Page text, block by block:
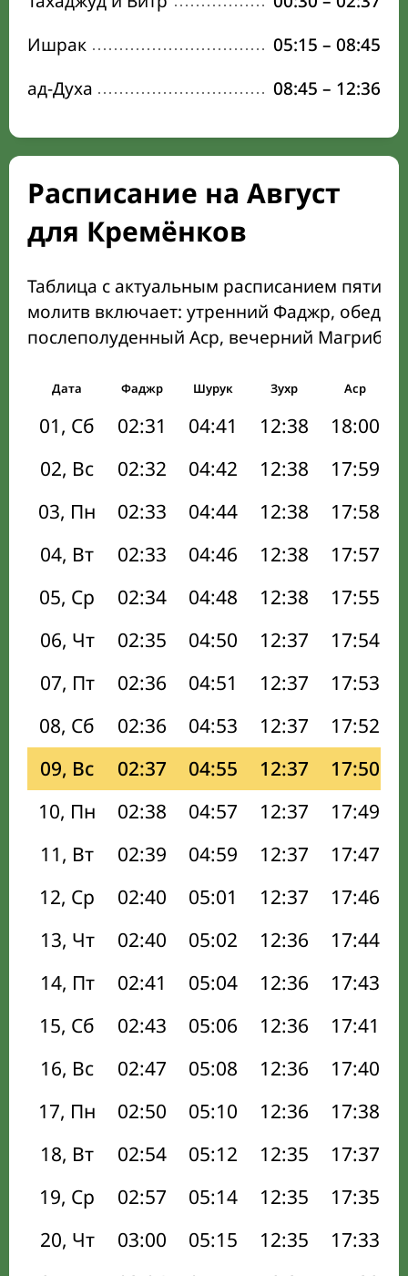
Ишрак
05:15 – 08:45
ад-Духа
08:45 – 12:36
Расписание на Август
для Кремёнков
Таблица с актуальным расписанием пяти
молитв включает: утренний Фаджр,
послеполуденный Аср, вечерний Магриб
Дата Фаджр Шурук Зухр Аср
01, Сб 02:31 04:41 12:38 18:00
02, Вс
02:32 04:42 12:38 17:59
03, Пн
02:33 04:44 12:38 17:58
04, Вт
02:33 04:46 12:38 17:57
05, Ср
02:34 04:48 12:38 17:55
06, Чт
02:35 04:50 12:37 17:54
07, Пт
02:36 04:51 12:37 17:53
08, Сб
02:36 04:53 12:37 17:52
09, Вс
02:37 04:55 12:37 17:50
10, Пн
02:38 04:57 12:37 17:49
11, Вт
02:39 04:59 12:37 17:47
12, Ср
02:40 05:01 12:37 17:46
13, Чт
02:40 05:02 12:36 17:44
14, Пт
02:41 05:04 12:36 17:43
15, Сб
02:43 05:06 12:36 17:41
16, Вс
02:47 05:08 12:36 17:40
17, Пн
02:50 05:10 12:36 17:38
18, Вт
02:54 05:12 12:35 17:37
19, Ср
02:57 05:14 12:35 17:35
20, Чт
03:00 05:15 12:35 17:33